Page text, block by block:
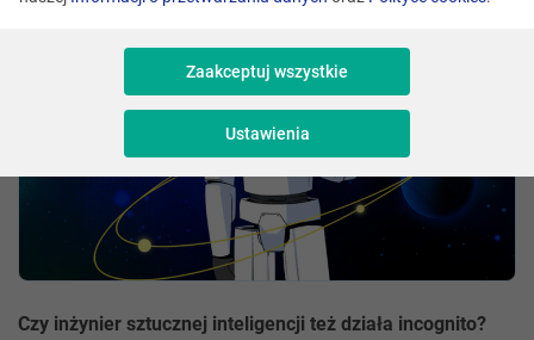
Czy inżynier sztucznej inteligencji też działa incognito?
Zaakceptuj wszystkie
Ustawienia